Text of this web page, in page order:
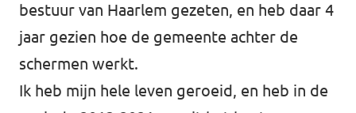
bestuur van Haarlem gezeten, en heb daar 4
jaar gezien hoe de gemeente achter de
schermen werkt.
Ik heb mijn hele leven geroeid, en heb in de